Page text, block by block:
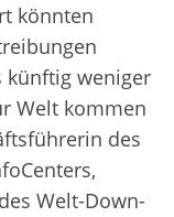
könnten
künftig weniger
Welt kommen
des
Welt-Down-